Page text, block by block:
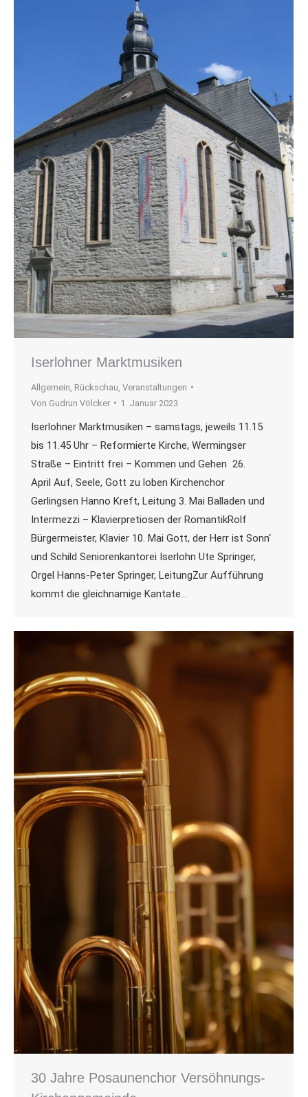
Iserlohner Marktmusiken
Allgemein Rückschau Veranstaltungen
Von Gudrun Völcker 1. Januar 2023
Iserlohner Marktmusiken – samstags, jeweils 11.15
bis 11.45 Uhr – Reformierte Kirche, Wermingser
Straße – Eintritt frei – Kommen und Gehen 26.
April Auf, Seele, Gott zu loben Kirchenchor
Gerlingsen Hanno Kreft, Leitung 3. Mai Balladen und
Intermezzi – Klavierpretiosen der RomantikRolf
Bürgermeister, Klavier 10. Mai Gott, der Herr ist Sonn‘
und Schild Seniorenkantorei Iserlohn Ute Springer,
Orgel Hanns-Peter Springer, LeitungZur Aufführung
kommt die gleichnamige Kantate…
30 Jahre Posaunenchor Versöhnungs-